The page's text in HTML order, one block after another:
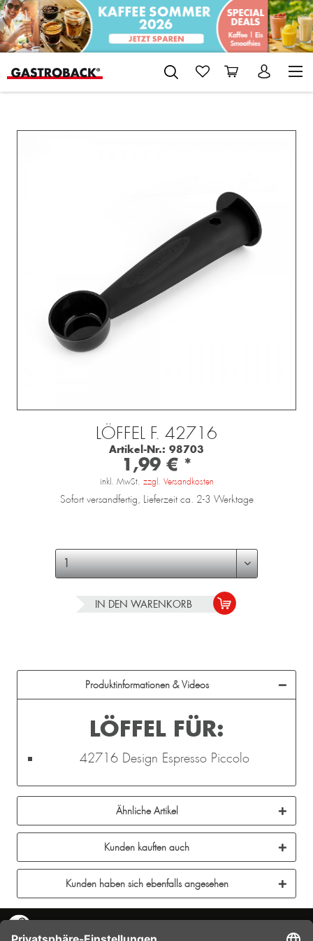
LÖFFEL F. 42716
Artikel-Nr.: 98703
1,99 € *
inkl. MwSt. zzgl. Versandkosten
Sofort versandfertig, Lieferzeit ca. 2-3 Werktage
IN DEN WARENKORB
Produktinformationen & Videos
LÖFFEL FÜR:
42716 Design Espresso Piccolo
Ähnliche Artikel
Kunden kauften auch
Kunden haben sich ebenfalls angesehen